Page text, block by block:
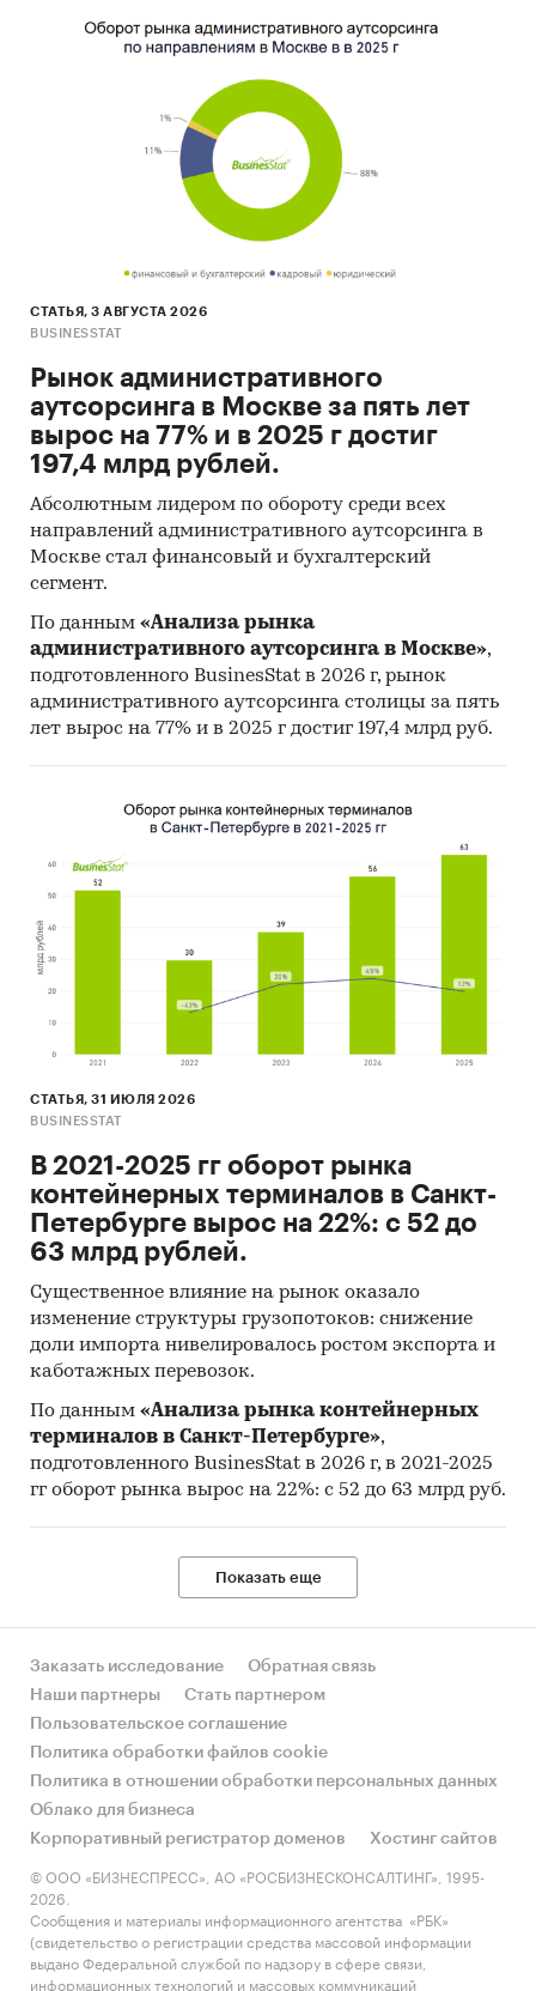
Одежда / Мужская одежда
/ Центральный федеральный округ
Северо-Западный федеральный
Санкт-Петербург
СТАТЬЯ, 3 АВГУСТА 2026
BUSINESSTAT
Рынок административного
аутсорсинга в Москве за пять лет
вырос на 77% и в 2025 г достиг
197,4 млрд рублей.
Абсолютным лидером по обороту среди всех
направлений административного аутсорсинга в
Москве стал финансовый и бухгалтерский
сегмент.
По данным «Анализа рынка
административного аутсорсинга в Москве»,
подготовленного BusinesStat в 2026 г, рынок
административного аутсорсинга столицы за пять
лет вырос на 77% и в 2025 г достиг 197,4 млрд руб.
СТАТЬЯ, 31 ИЮЛЯ 2026
BUSINESSTAT
В 2021-2025 гг оборот рынка
контейнерных терминалов в Санкт-
Петербурге вырос на 22%: с 52 до
63 млрд рублей.
Существенное влияние на рынок оказало
изменение структуры грузопотоков: снижение
доли импорта нивелировалось ростом экспорта и
каботажных перевозок.
По данным «Анализа рынка контейнерных
терминалов в Санкт-Петербурге»,
подготовленного BusinesStat в 2026 г, в 2021-2025
гг оборот рынка вырос на 22%: с 52 до 63 млрд руб.
Показать еще
Заказать исследование
Обратная связь
Наши партнеры
Стать партнером
Пользовательское соглашение
Политика обработки файлов cookie
Политика в отношении обработки персональных данных
Облако для бизнеса
Корпоративный регистратор доменов
Хостинг сайтов
© ООО «БИЗНЕСПРЕСС», АО «РОСБИЗНЕСКОНСАЛТИНГ», 1995-
2026.
Сообщения и материалы информационного агентства «РБК»
(свидетельство о регистрации средства массовой информации
выдано Федеральной службой по надзору в сфере связи,
информационных технологий и массовых коммуникаций